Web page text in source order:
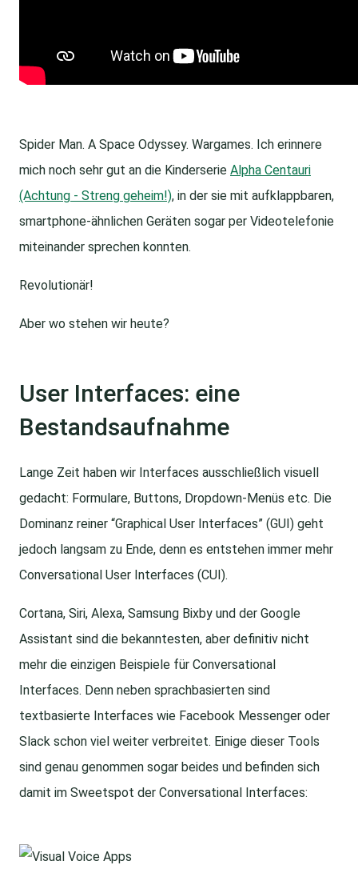
Spider Man. A Space Odyssey. Wargames. Ich erinnere
mich noch sehr gut an die Kinderserie Alpha Centauri
(Achtung - Streng geheim!), in der sie mit aufklappbaren,
smartphone-ähnlichen Geräten sogar per Videotelefonie
miteinander sprechen konnten.
Revolutionär!
Aber wo stehen wir heute?
User Interfaces: eine
Bestandsaufnahme
Lange Zeit haben wir Interfaces ausschließlich visuell
gedacht: Formulare, Buttons, Dropdown-Menüs etc. Die
Dominanz reiner “Graphical User Interfaces” (GUI) geht
jedoch langsam zu Ende, denn es entstehen immer mehr
Conversational User Interfaces (CUI).
Cortana, Siri, Alexa, Samsung Bixby und der Google
Assistant sind die bekanntesten, aber definitiv nicht
mehr die einzigen Beispiele für Conversational
Interfaces. Denn neben sprachbasierten sind
textbasierte Interfaces wie Facebook Messenger oder
Slack schon viel weiter verbreitet. Einige dieser Tools
sind genau genommen sogar beides und befinden sich
damit im Sweetspot der Conversational Interfaces: